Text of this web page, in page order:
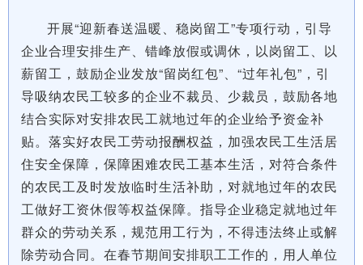
开展“迎新春送温暖、稳岗留工”专项行动，引导
企业合理安排生产、错峰放假或调休，以岗留工、以
薪留工，鼓励企业发放“留岗红包”、“过年礼包”，引
导吸纳农民工较多的企业不裁员、少裁员，鼓励各地
结合实际对安排农民工就地过年的企业给予资金补
贴。落实好农民工劳动报酬权益，加强农民工生活居
住安全保障，保障困难农民工基本生活，对符合条件
的农民工及时发放临时生活补助，对就地过年的农民
工做好工资休假等权益保障。指导企业稳定就地过年
群众的劳动关系，规范用工行为，不得违法终止或解
除劳动合同。在春节期间安排职工工作的，用人单位